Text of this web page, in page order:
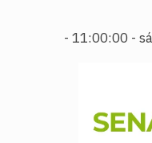
- 11:00:01 -